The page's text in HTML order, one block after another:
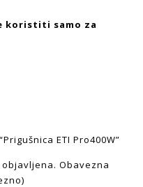
koristiti samo za
ETI Pro400W”
Obavezna